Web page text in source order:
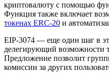
криптовалюту с помощью
Функция также включает
токенах ERC-20 и
EIP-3074 — еще один шаг в
делегирующий возможности
Предложение позволит
комиссии за других